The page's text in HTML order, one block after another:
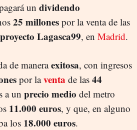
un dividendo
25 millones por la venta de las
proyecto Lagasca99, en Madrid.
de maneraexitosa, con ingresos
por laventa de las 44
a un precio medio del metro
11.000 euros, y que, en alguno
los 18.000 euros.